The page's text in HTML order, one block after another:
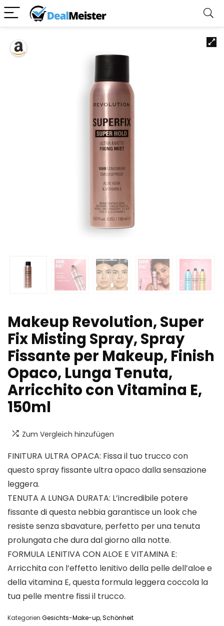
Makeup Revolution, Super
Fix Misting Spray, Spray
Fissante per Makeup, Finish
Opaco, Lunga Tenuta,
Arricchito con Vitamina E,
150ml
Zum Vergleich hinzufügen
FINITURA ULTRA OPACA: Fissa il tuo trucco con
questo spray fissante ultra opaco dalla sensazione
leggera.
TENUTA A LUNGA DURATA: L’incredibile potere
fissante di questa nebbia garantisce un look che
resiste senza sbavature, perfetto per una tenuta
prolungata che dura dal giorno alla notte.
FORMULA LENITIVA CON ALOE E VITAMINA E:
Arricchita con l’effetto lenitivo della pelle dell’aloe e
della vitamina E, questa formula leggera coccola la
tua pelle mentre fissi il trucco.
Kategorien Gesichts-Make-up,Schönheit